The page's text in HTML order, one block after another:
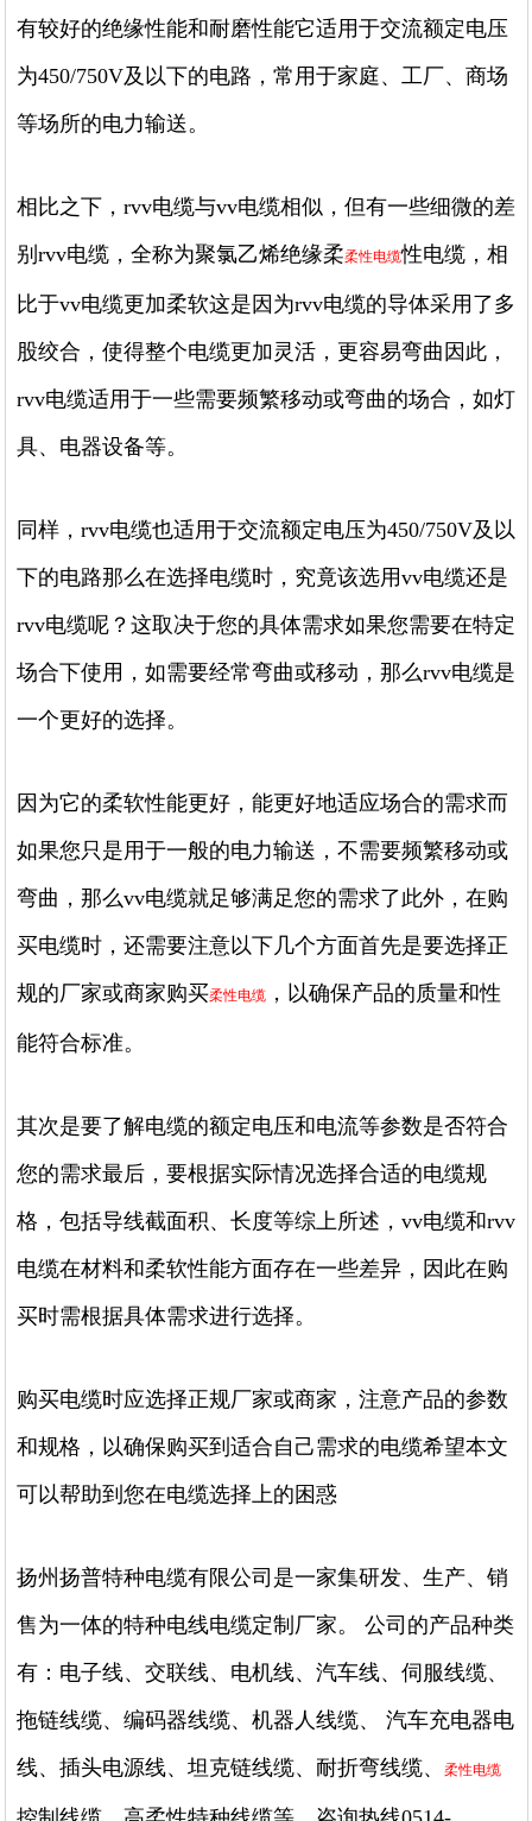
有较好的绝缘性能和耐磨性能它适用于交流额定电压
为450/750V及以下的电路，常用于家庭、工厂、商场
等场所的电力输送。
相比之下，rvv电缆与vv电缆相似，但有一些细微的差
别rvv电缆，全称为聚氯乙烯绝缘柔柔性电缆性电缆，相
比于vv电缆更加柔软这是因为rvv电缆的导体采用了多
股绞合，使得整个电缆更加灵活，更容易弯曲因此，
rvv电缆适用于一些需要频繁移动或弯曲的场合，如灯
具、电器设备等。
同样，rvv电缆也适用于交流额定电压为450/750V及以
下的电路那么在选择电缆时，究竟该选用vv电缆还是
rvv电缆呢？这取决于您的具体需求如果您需要在特定
场合下使用，如需要经常弯曲或移动，那么rvv电缆是
一个更好的选择。
因为它的柔软性能更好，能更好地适应场合的需求而
如果您只是用于一般的电力输送，不需要频繁移动或
弯曲，那么vv电缆就足够满足您的需求了此外，在购
买电缆时，还需要注意以下几个方面首先是要选择正
规的厂家或商家购买柔性电缆 ，以确保产品的质量和性
能符合标准。
其次是要了解电缆的额定电压和电流等参数是否符合
您的需求最后，要根据实际情况选择合适的电缆规
格，包括导线截面积、长度等综上所述，vv电缆和rvv
电缆在材料和柔软性能方面存在一些差异，因此在购
买时需根据具体需求进行选择。
购买电缆时应选择正规厂家或商家，注意产品的参数
和规格，以确保购买到适合自己需求的电缆希望本文
可以帮助到您在电缆选择上的困惑
扬州扬普特种电缆有限公司是一家集研发、生产、销
售为一体的特种电线电缆定制厂家。 公司的产品种类
有：电子线、交联线、电机线、汽车线、伺服线缆、
拖链线缆、编码器线缆、机器人线缆、 汽车充电器电
线、插头电源线、坦克链线缆、耐折弯线缆、柔性电缆